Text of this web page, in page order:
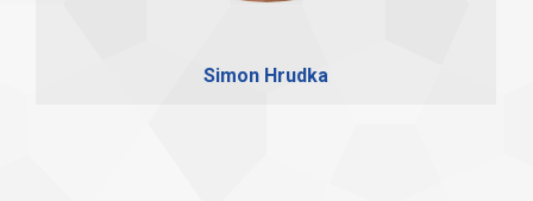
Simon Hrudka